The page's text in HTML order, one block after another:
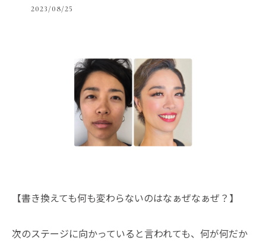
2023/08/25
【書き換えても何も変わらないのはなぁぜなぁぜ？】
次のステージに向かっていると言われても、何が何だか